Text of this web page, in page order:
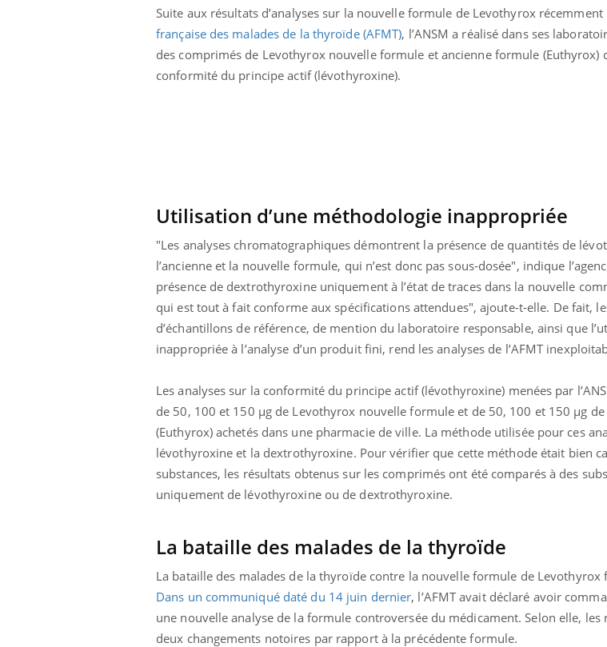
Suite aux résultats d’analyses sur la nouvelle formule de Levothyrox
française des malades de la thyroïde (AFMT), l’ANSM a réalisé dans ses
des comprimés de Levothyrox nouvelle formule et ancienne formule (Euthyrox)
conformité du principe actif (lévothyroxine).
Utilisation d’une méthodologie inappropriée
"Les analyses chromatographiques démontrent la présence de quantités de
l’ancienne et la nouvelle formule, qui n’est donc pas sous-dosée", indique
présence de dextrothyroxine uniquement à l’état de traces dans la nouvelle
qui est tout à fait conforme aux spécifications attendues", ajoute-t-elle. De fait,
d’échantillons de référence, de mention du laboratoire responsable, ainsi que
inappropriée à l’analyse d’un produit fini, rend les analyses de l’AFMT
Les analyses sur la conformité du principe actif (lévothyroxine) menées par
de 50, 100 et 150 µg de Levothyrox nouvelle formule et de 50, 100 et 150 µg
(Euthyrox) achetés dans une pharmacie de ville. La méthode utilisée pour ces
lévothyroxine et la dextrothyroxine. Pour vérifier que cette méthode était bien
substances, les résultats obtenus sur les comprimés ont été comparés à des
uniquement de lévothyroxine ou de dextrothyroxine.
La bataille des malades de la thyroïde
La bataille des malades de la thyroïde contre la nouvelle formule de Levothyrox
Dans un communiqué daté du 14 juin dernier, l’AFMT avait déclaré avoir
une nouvelle analyse de la formule controversée du médicament. Selon elle,
deux changements notoires par rapport à la précédente formule.
Pourquoi votre ventre
gâche-t-il les premiers
Pourquoi manger moins
de protéines pourrait